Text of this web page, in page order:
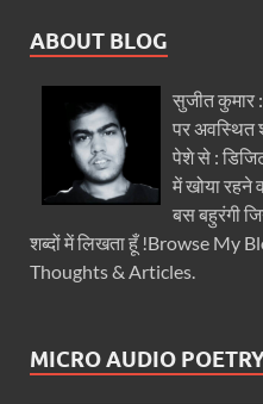
ABOUT BLOG
सुजीत कुमार :
पर अवस्थित
पेशे से :
में खोया रहने
बस बहुरंगी
शब्दों में लिखता हूँ !Browse My
Thoughts & Articles.
MICRO AUDIO